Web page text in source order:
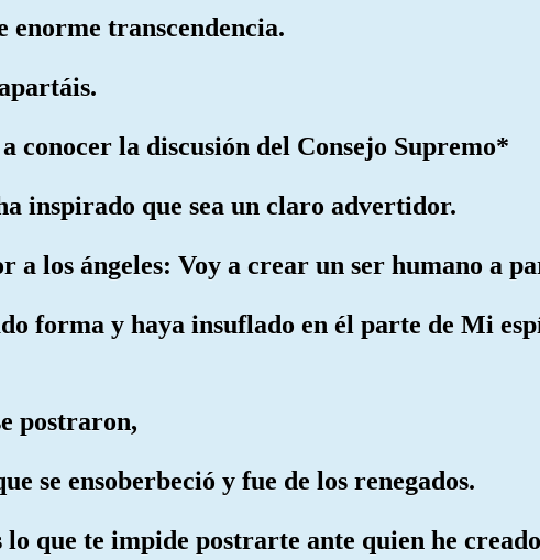
enorme transcendencia.
conocer la discusión del Consejo Supremo*
inspirado que sea un claro advertidor.
a los ángeles: Voy a crear un ser humano a
forma y haya insuflado en él parte de Mi
postraron,
se ensoberbeció y fue de los renegados.
que te impide postrarte ante quien he